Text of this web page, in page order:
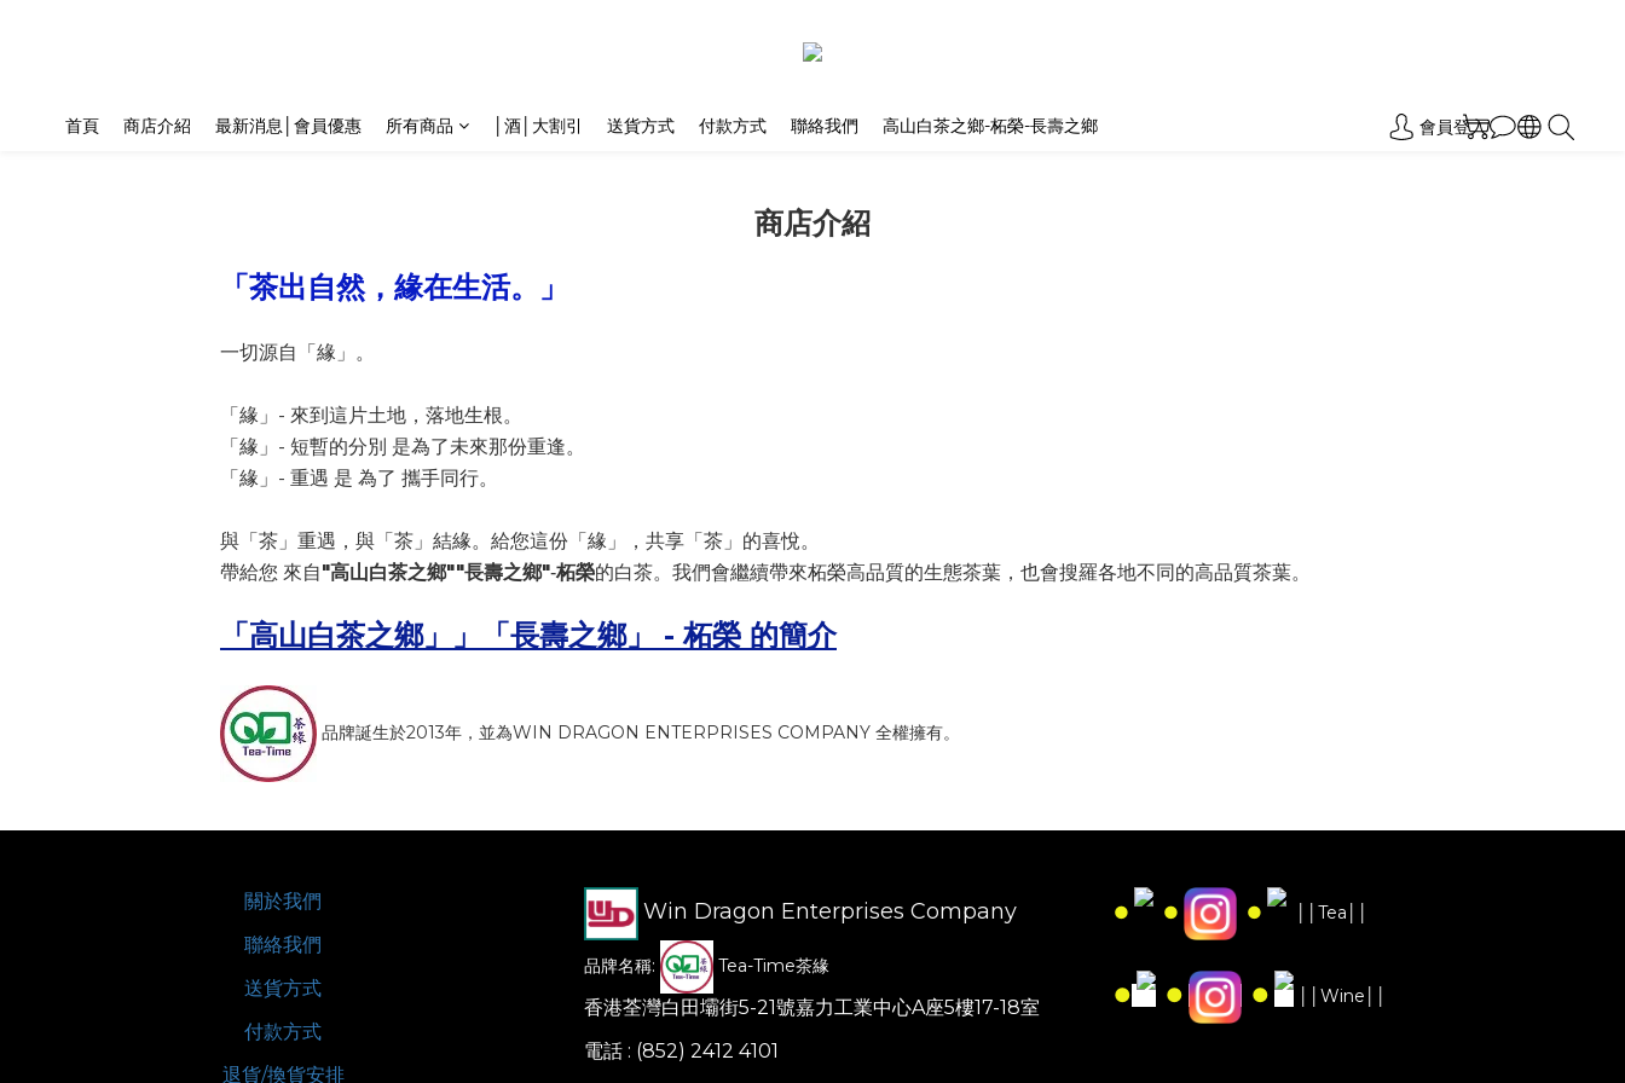
首頁 商店介紹 最新消息│會員優惠 所有商品 │酒│大割引 送貨方式 付款方式 聯絡我們 高山白茶之鄉-柘榮-長壽之鄉 會員登入
商店介紹
「茶出自然，緣在生活。」
一切源自「緣」。
「緣」 - 來到這片土地，落地生根。
「緣」 - 短暫的分別 是為了未來那份重逢。
「緣」 - 重遇 是 為了 攜手同行。
與「茶」重遇，與「茶」結緣。給您這份 「 緣 」
，共享「茶」的喜悅。
帶給您 來自"高山白茶之鄉""長壽之鄉"-柘榮的白茶。我們會繼續帶來柘榮高品質的生態茶葉，也會搜羅各地不同的高品質茶葉。
「高山白茶之鄉」」「長壽之鄉」 - 柘榮 的簡介
品牌誕生於2013年，並為WIN DRAGON ENTERPRISES COMPANY 全權擁有。
關於我們
聯絡我們
送貨方式
付款方式
退貨/換貨安排
Win Dragon Enterprises Company
品牌名稱: Tea-Time茶緣
香港荃灣白田壩街5-21號嘉力工業中心A座5樓17-18室
電話 : (852) 2412 4101
● ● ● ││Tea││
● ● ● ││Wine││